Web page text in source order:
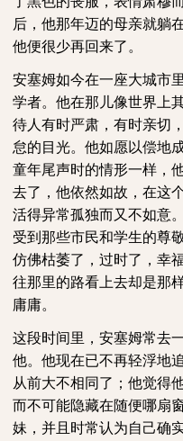
后，他那年迈的母亲就躺
他便很少再回来了。
安塞姆如今在一座大城市
学者。他在那儿像世界上
待人有时严肃，有时亲切
怠的目光。他如愿以偿地
童年尾声时的情形一样，
去了，他依然如故，在这
活得异常孤独而又不如意
受到那些市民和学生的尊
仿佛枯萎了，过时了，幸
往那里的路看上去却是那
庸庸。
这段时间里，安塞姆常去
他。他现在已不再轻浮地
从前大不相同了；他觉得
而不可能隐藏在随便哪扇
妹，并且时常认为自己确